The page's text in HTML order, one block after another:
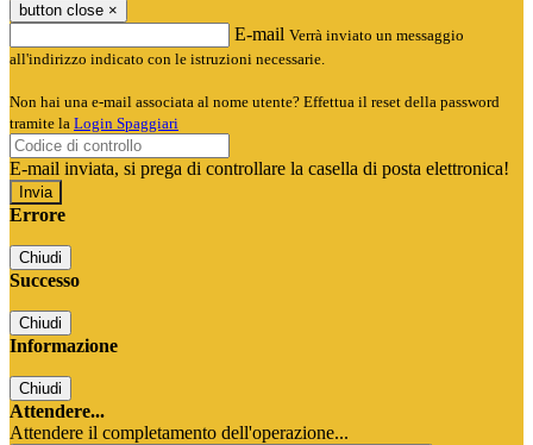
button close ×
E-mail Verrà inviato un messaggio
all'indirizzo indicato con le istruzioni necessarie.
Non hai una e-mail associata al nome utente? Effettua il reset della password
tramite la Login Spaggiari
E-mail inviata, si prega di controllare la casella di posta elettronica!
Errore
Chiudi
Successo
Chiudi
Informazione
Chiudi
Attendere...
Attendere il completamento dell'operazione...